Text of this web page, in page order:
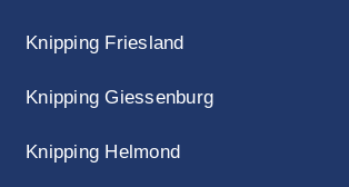
Knipping Friesland
Knipping Giessenburg
Knipping Helmond